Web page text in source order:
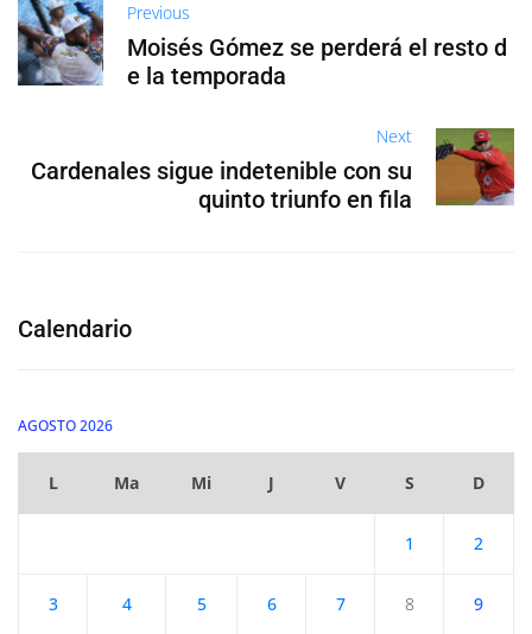
Previous
Moisés Gómez se perderá el resto d
e la temporada
Next
Cardenales sigue indetenible con su
quinto triunfo en fila
Calendario
AGOSTO 2026
L Ma Mi J V S D
1 2
3 4 5 6 7 8 9